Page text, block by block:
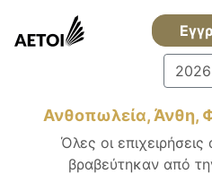
2026
Ανθοπωλεία, Άνθη,
Όλες οι
βραβεύτηκαν από